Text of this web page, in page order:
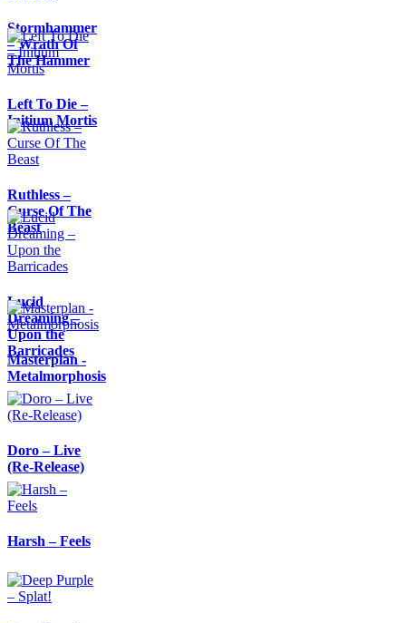
Stormhammer
– Wrath Of
The Hammer
Left To Die –
Initium Mortis
Ruthless –
Curse Of The
Beast
Lucid
Dreaming –
Upon the
Barricades
Masterplan -
Metalmorphosis
Doro – Live
(Re-Release)
Harsh – Feels